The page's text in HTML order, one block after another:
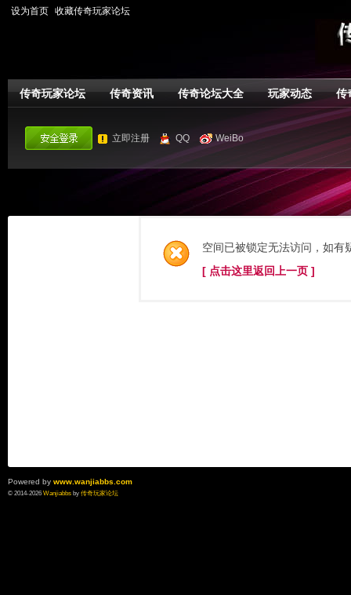
设为首页 收藏传奇玩家论坛
传奇玩家论坛 传奇资讯 传奇论坛大全 玩家动态 传
立即注册 QQ WeiBo
空间已被锁定无法访问，如有
[ 点击这里返回上一页 ]
Powered by www.wanjiabbs.com
© 2014-2026 Wanjiabbsby 传奇玩家论坛